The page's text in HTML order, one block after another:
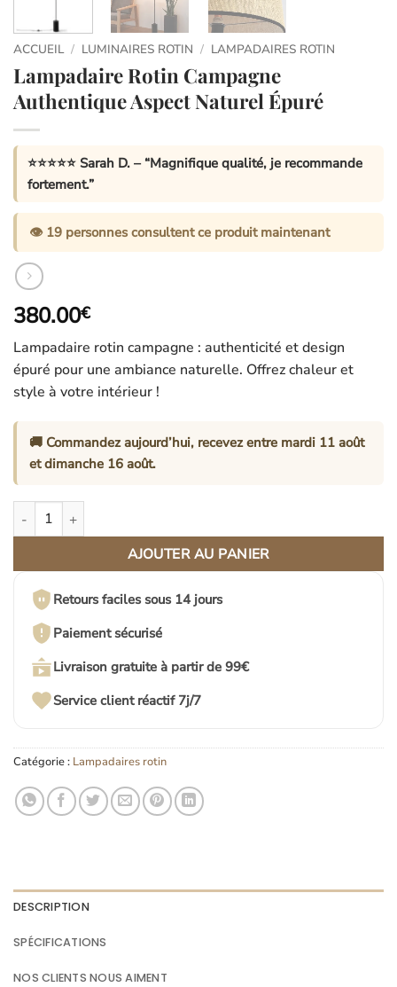
ACCUEIL / LUMINAIRES ROTIN / LAMPADAIRES ROTIN
Lampadaire Rotin Campagne
Authentique Aspect Naturel Épuré
⭐⭐⭐⭐⭐ Sarah D. – “Magnifique qualité, je recommande
fortement.”
👁️ 19 personnes consultent ce produit maintenant
380.00€
Lampadaire rotin campagne : authenticité et design
épuré pour une ambiance naturelle. Offrez chaleur et
style à votre intérieur !
🚚 Commandez aujourd’hui, recevez entre mardi 11 août
etdimanche 16 août.
quantité de Lampadaire Rotin Campagne Authentique Aspect
AJOUTER AU PANIER
Retours faciles sous 14 jours
Paiement sécurisé
Livraison gratuite à partir de 99€
Service client réactif 7j/7
Catégorie : Lampadaires rotin
DESCRIPTION
SPÉCIFICATIONS
NOS CLIENTS NOUS AIMENT